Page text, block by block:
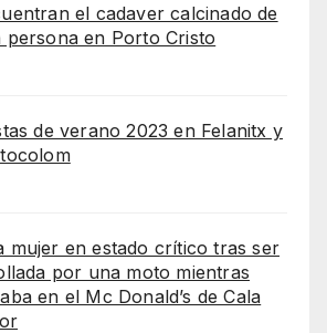
el cadaver calcinado de
persona en Porto Cristo
de verano 2023 en Felanitx y
mujer en estado crítico tras ser
por una moto mientras
en el Mc Donald’s de Cala